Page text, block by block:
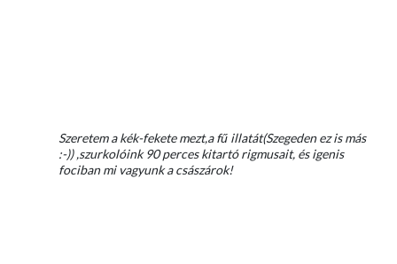
Szeretem a kék-fekete mezt,a fű illatát(Szegeden ez is más
:-)) ,szurkolóink 90 perces kitartó rigmusait, és igenis
fociban mi vagyunk a császárok!